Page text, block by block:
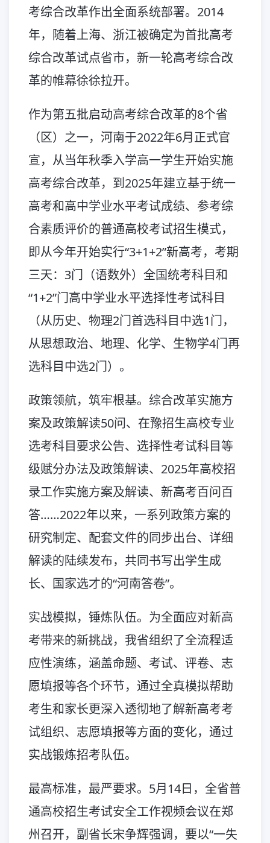
考综合改革作出全面系统部署。2014
年，随着上海、浙江被确定为首批高考
综合改革试点省市，新一轮高考综合改
革的帷幕徐徐拉开。
作为第五批启动高考综合改革的8个省
（区）之一，河南于2022年6月正式官
宣，从当年秋季入学高一学生开始实施
高考综合改革，到2025年建立基于统一
高考和高中学业水平考试成绩、参考综
合素质评价的普通高校考试招生模式，
即从今年开始实行“3+1+2”新高考，考期
三天：3门（语数外）全国统考科目和
“1+2”门高中学业水平选择性考试科目
（从历史、物理2门首选科目中选1门，
从思想政治、地理、化学、生物学4门再
选科目中选2门）。
政策领航，筑牢根基。综合改革实施方
案及政策解读50问、在豫招生高校专业
选考科目要求公告、选择性考试科目等
级赋分办法及政策解读、2025年高校招
录工作实施方案及解读、新高考百问百
答……2022年以来，一系列政策方案的
研究制定、配套文件的同步出台、详细
解读的陆续发布，共同书写出学生成
长、国家选才的“河南答卷”。
实战模拟，锤炼队伍。为全面应对新高
考带来的新挑战，我省组织了全流程适
应性演练，涵盖命题、考试、评卷、志
愿填报等各个环节，通过全真模拟帮助
考生和家长更深入透彻地了解新高考考
试组织、志愿填报等方面的变化，通过
实战锻炼招考队伍。
最高标准，最严要求。5月14日，全省普
通高校招生考试安全工作视频会议在郑
州召开，副省长宋争辉强调，要以“一失